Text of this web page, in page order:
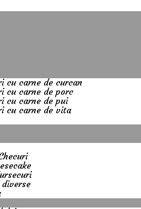
cu carne de curcan
cu carne de porc
cu carne de pui
cu carne de vita